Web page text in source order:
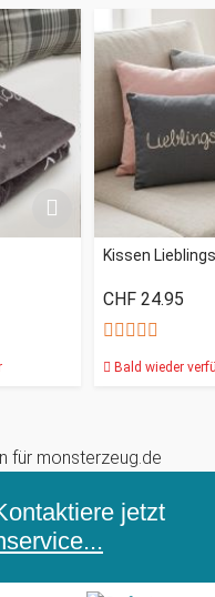
Kissen
CHF 24.95
Bald wieder
jetzt